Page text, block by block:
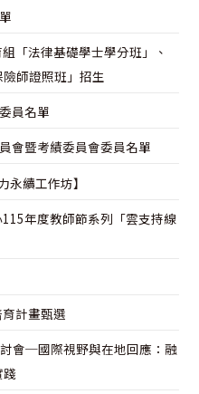
「法律基礎學士學分班」、
險師證照班」招生
員名單
會暨考績委員會委員名單
永續工作坊】
年度教師節系列「雲支持線
計畫甄選
會─國際視野與在地回應：融